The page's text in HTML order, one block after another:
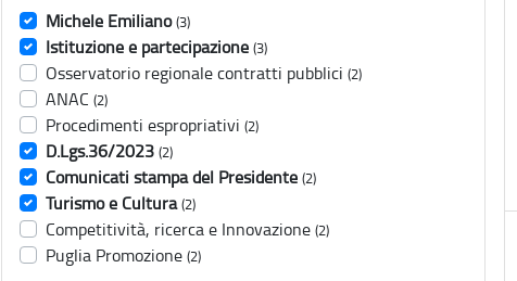
Michele Emiliano (3)
Istituzione e partecipazione (3)
Osservatorio regionale contratti pubblici (2)
ANAC (2)
Procedimenti espropriativi (2)
D.Lgs.36/2023 (2)
Comunicati stampa del Presidente (2)
Turismo e Cultura (2)
Competitività, ricerca e Innovazione (2)
Puglia Promozione (2)